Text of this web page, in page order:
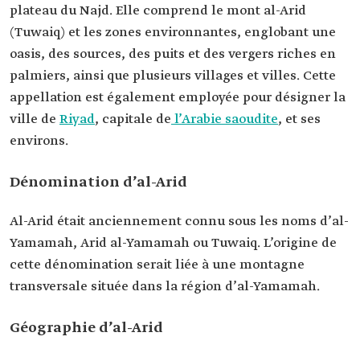
plateau du Najd. Elle comprend le mont al-Arid
(Tuwaiq) et les zones environnantes, englobant une
oasis, des sources, des puits et des vergers riches en
palmiers, ainsi que plusieurs villages et villes. Cette
appellation est également employée pour désigner la
ville de Riyad, capitale de l’Arabie saoudite, et ses
environs.
Dénomination d’al-Arid
Al-Arid était anciennement connu sous les noms d’al-
Yamamah, Arid al-Yamamah ou Tuwaiq. L’origine de
cette dénomination serait liée à une montagne
transversale située dans la région d’al-Yamamah.
Géographie d’al-Arid